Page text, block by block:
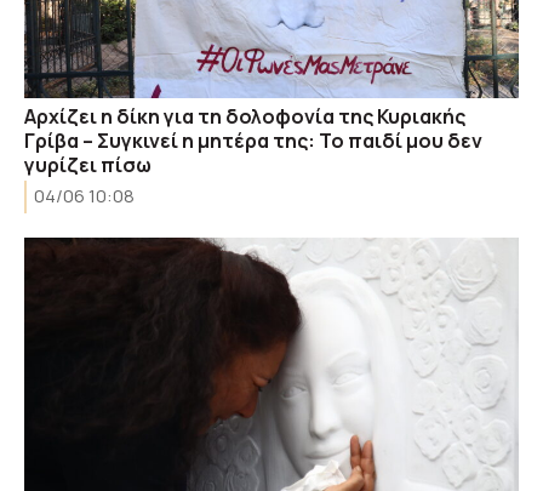
Αρχίζει η δίκη για τη δολοφονία της Κυριακής
Γρίβα – Συγκινεί η μητέρα της: Το παιδί μου δεν
γυρίζει πίσω
04/06 10:08